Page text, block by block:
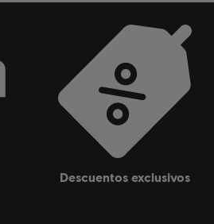
descuentos exclusivos